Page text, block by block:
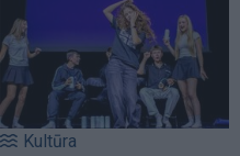
Kultūra